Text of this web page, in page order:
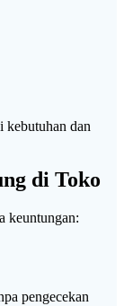
kebutuhan dan
di Toko
keuntungan:
pengecekan